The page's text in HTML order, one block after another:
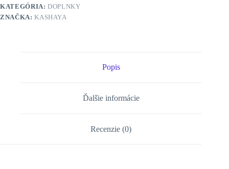
KATEGÓRIA:DOPLNKY
ZNAČKA:KASHAYA
Popis
Ďalšie informácie
Recenzie (0)